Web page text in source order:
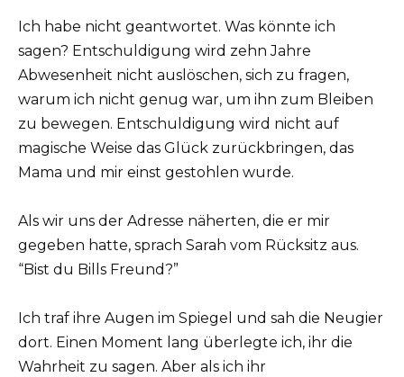
Ich habe nicht geantwortet. Was könnte ich
sagen? Entschuldigung wird zehn Jahre
Abwesenheit nicht auslöschen, sich zu fragen,
warum ich nicht genug war, um ihn zum Bleiben
zu bewegen. Entschuldigung wird nicht auf
magische Weise das Glück zurückbringen, das
Mama und mir einst gestohlen wurde.
Als wir uns der Adresse näherten, die er mir
gegeben hatte, sprach Sarah vom Rücksitz aus.
“Bist du Bills Freund?”
Ich traf ihre Augen im Spiegel und sah die Neugier
dort. Einen Moment lang überlegte ich, ihr die
Wahrheit zu sagen. Aber als ich ihr